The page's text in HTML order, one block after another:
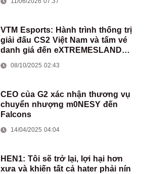
VTM Esports: Hành trình thống trị
giải đấu CS2 Việt Nam và tấm vé
danh giá đến eXTREMESLAND
08/10/2025 02:43
CEO của G2 xác nhận thương vụ
chuyển nhượng m0NESY đến
Falcons
14/04/2025 04:04
HEN1: Tôi sẽ trở lại, lợi hại hơn
xưa và khiến tất cả hater phải nín